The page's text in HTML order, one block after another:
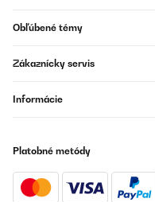
Obľúbené témy
Zákaznícky servis
Informácie
Platobné metódy